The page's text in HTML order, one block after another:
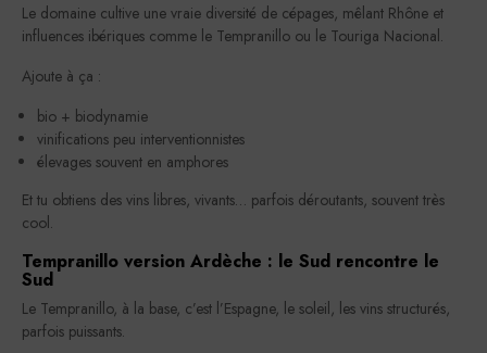
Le domaine cultive une vraie diversité de cépages, mêlant Rhône et
influences ibériques comme le Tempranillo ou le Touriga Nacional.
Ajoute à ça :
bio + biodynamie
vinifications peu interventionnistes
élevages souvent en amphores
Et tu obtiens des vins libres, vivants… parfois déroutants, souvent très
cool.
Tempranillo version Ardèche : le Sud rencontre le
Sud
Le Tempranillo, à la base, c’est l’Espagne, le soleil, les vins structurés,
parfois puissants.